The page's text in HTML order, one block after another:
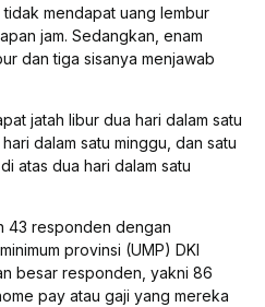
mendapat uang lembur
jam. Sedangkan, enam
dan tiga sisanya menjawab
jatah libur dua hari dalam satu
dalam satu minggu, dan satu
atas dua hari dalam satu
43 responden dengan
provinsi (UMP) DKI
besar responden, yakni 86
pay atau gaji yang mereka